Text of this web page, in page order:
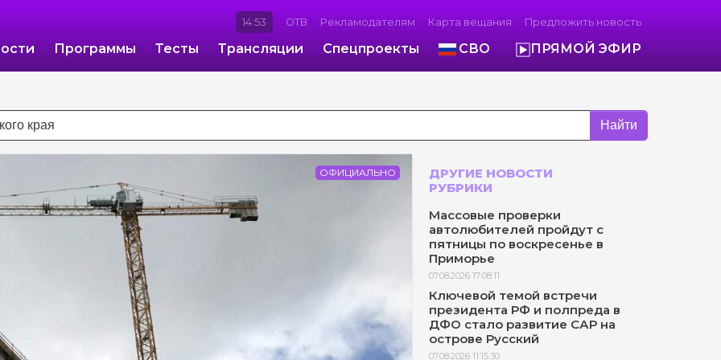
14:53 ОТВ Рекламодателям Карта вещания Предложить новость
Программы Тесты Трансляции Спецпроекты СВО ПРЯМОЙ ЭФИР
Найти
ОФИЦИАЛЬНО
ДРУГИЕ НОВОСТИ
РУБРИКИ
Массовые проверки
автолюбителей пройдут с
пятницы по воскресенье в
Приморье
07.08.2026 17:08:11
Ключевой темой встречи
президента РФ и полпреда в
ДФО стало развитие САР на
острове Русский
07.08.2026 11:15:30